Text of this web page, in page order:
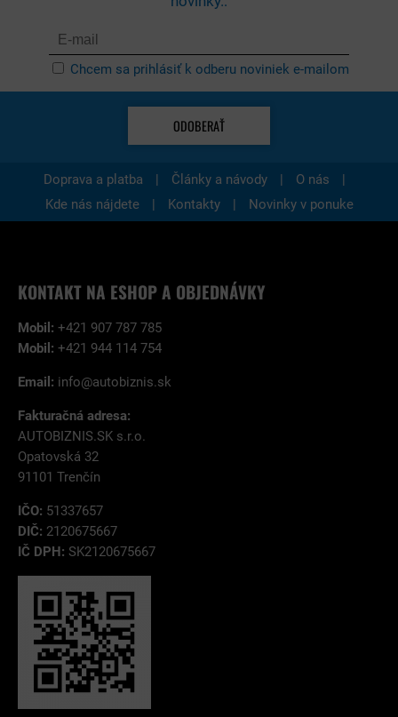
Chcem sa prihlásiť k odberu noviniek e-mailom
ODOBERAŤ
Doprava a platba | Články a návody | O nás
|
Kde nás nájdete
| Kontakty | Novinky v ponuke
KONTAKT NA ESHOP A OBJEDNÁVKY
Mobil: +421 907 787 785
Mobil: +421 944 114 754
Email: info@autobiznis.sk
Fakturačná adresa:
AUTOBIZNIS.SK s.r.o.
Opatovská 32
91101 Trenčín
IČO: 51337657
DIČ: 2120675667
IČ DPH: SK2120675667